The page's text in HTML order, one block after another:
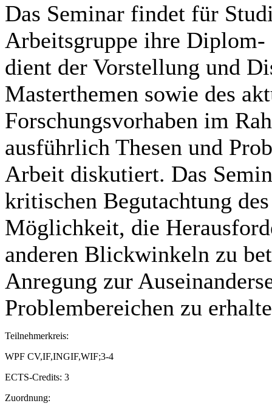
Das Seminar findet für
Arbeitsgruppe ihre Diplom-
dient der Vorstellung und
Masterthemen sowie des
Forschungsvorhaben im
ausführlich Thesen und
Arbeit diskutiert. Das
kritischen Begutachtung
Möglichkeit, die
anderen Blickwinkeln zu
Anregung zur
Problembereichen zu
Teilnehmerkreis:
WPF CV,IF,INGIF,WIF;3-4
ECTS-Credits: 3
Zuordnung: